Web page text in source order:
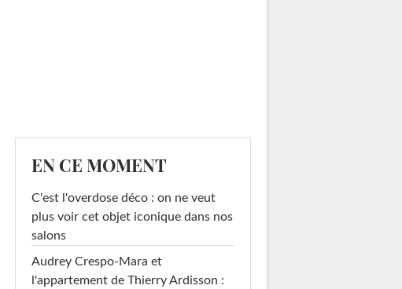
EN CE MOMENT
C'est l'overdose déco : on ne veut
plus voir cet objet iconique dans nos
salons
Audrey Crespo-Mara et
l'appartement de Thierry Ardisson :